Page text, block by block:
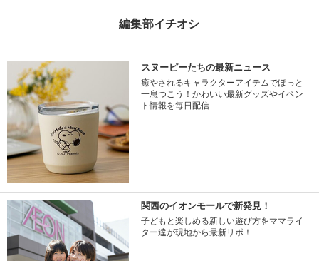
編集部イチオシ
スヌーピーたちの最新ニュース
癒やされるキャラクターアイテムでほっと
一息つこう！かわいい最新グッズやイベン
ト情報を毎日配信
関西のイオンモールで新発見！
子どもと楽しめる新しい遊び方をママライ
ター達が現地から最新リポ！